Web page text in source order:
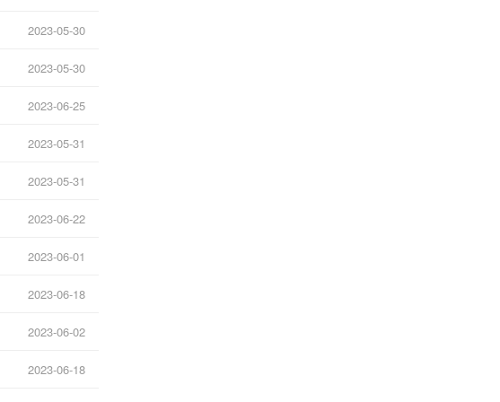
2023-05-30
2023-05-30
2023-06-25
2023-05-31
2023-05-31
2023-06-22
2023-06-01
2023-06-18
2023-06-02
2023-06-18